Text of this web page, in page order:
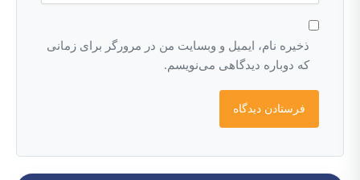
ذخیره نام، ایمیل و وبسایت من در مرورگر برای زمانی
که دوباره دیدگاهی می‌نویسم.